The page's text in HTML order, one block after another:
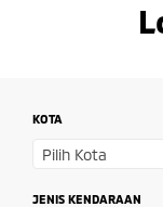
KOTA
Pilih Kota
JENIS KENDARAAN